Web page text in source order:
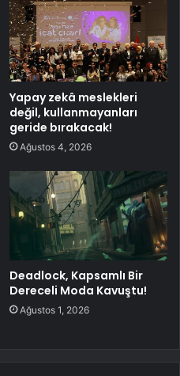
Yapay zekâ meslekleri
değil, kullanmayanları
geride bırakacak!
Ağustos 4, 2026
Deadlock, Kapsamlı Bir
Dereceli Moda Kavuştu!
Ağustos 1, 2026